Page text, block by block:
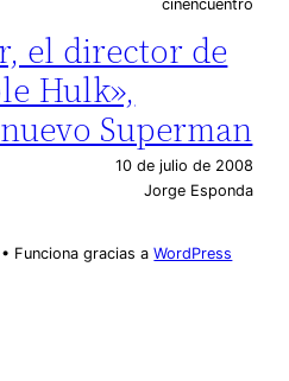
cinencuentro
el director de
Hulk»,
Superman
10 de julio de 2008
Jorge Esponda
Funciona gracias aWordPress